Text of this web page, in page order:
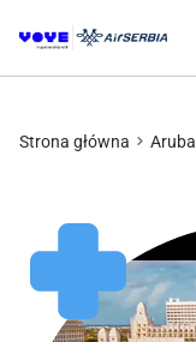
Strona główna Aruba